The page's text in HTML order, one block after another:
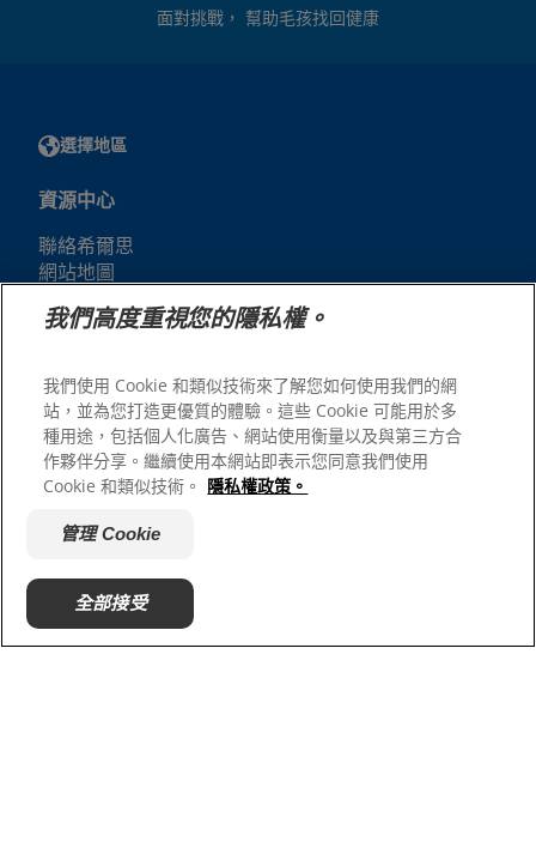
面對挑戰， 幫助毛孩找回健康
選擇地區
資源中心
聯絡希爾思
網站地圖
我們的網站
Hill’s Vet
人才招募
收容所合作
我們高度重視您的隱私權。
我們使用 Cookie 和類似技術來了解您如何使用我們的網
站，並為您打造更優質的體驗。這些 Cookie 可能用於多
種用途，包括個人化廣告、網站使用衡量以及與第三方合
作夥伴分享。繼續使用本網站即表示您同意我們使用
Cookie 和類似技術。 隱私權政策。
管理 Cookie
全部接受